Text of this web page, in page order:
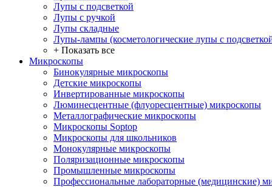
Лупы с подсветкой
Лупы с ручкой
Лупы складные
Лупы-лампы (косметологические лупы с
+ Показать все
Микроскопы
Бинокулярные микроскопы
Детские микроскопы
Инвертированные микроскопы
Люминесцентные (флуоресцентные) микроскопы
Металлографические микроскопы
Микроскопы Soptop
Микроскопы для школьников
Монокулярные микроскопы
Поляризационные микроскопы
Промышленные микроскопы
Профессиональные лабораторные (медицинские)